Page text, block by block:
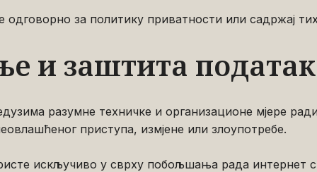
одговорно за политику приватности или садржај
и заштита
разумне техничке и организационе мјере
приступа, измјене или злоупотребе.
искључиво у сврху побољшања рада интернет